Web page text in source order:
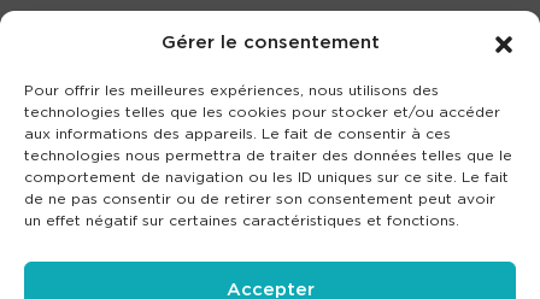
Gérer le consentement
Pour offrir les meilleures expériences, nous utilisons des
technologies telles que les cookies pour stocker et/ou accéder
aux informations des appareils. Le fait de consentir à ces
technologies nous permettra de traiter des données telles que le
comportement de navigation ou les ID uniques sur ce site. Le fait
de ne pas consentir ou de retirer son consentement peut avoir
un effet négatif sur certaines caractéristiques et fonctions.
Accepter